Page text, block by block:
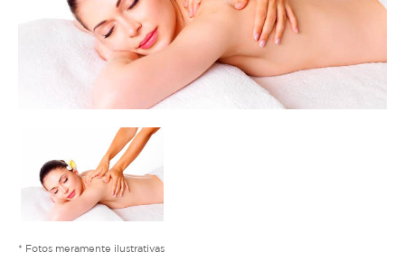
* Fotos meramente ilustrativas